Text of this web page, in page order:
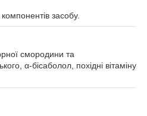
засобу.
смородини та
α-бісаболол, похідні вітаміну